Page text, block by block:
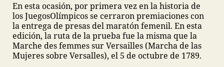
En esta ocasión, por primera vez en la historia de
los JuegosOlímpicos se cerraron premiaciones con
la entrega de presas del maratón femenil. En esta
edición, la ruta de la prueba fue la misma que la
Marche des femmes sur Versailles (Marcha de las
Mujeres sobre Versalles), el 5 de octubre de 1789.